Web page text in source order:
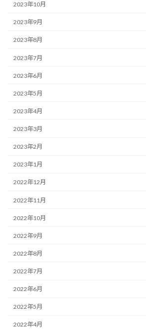
2023年10月
2023年9月
2023年8月
2023年7月
2023年6月
2023年5月
2023年4月
2023年3月
2023年2月
2023年1月
2022年12月
2022年11月
2022年10月
2022年9月
2022年8月
2022年7月
2022年6月
2022年5月
2022年4月